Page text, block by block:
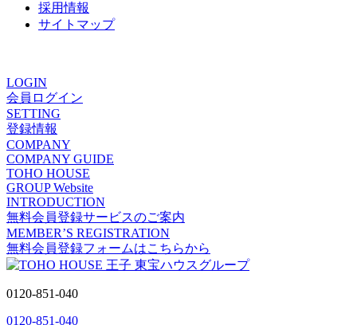
採用情報
サイトマップ
LOGIN
会員ログイン
SETTING
登録情報
COMPANY
COMPANY GUIDE
TOHO HOUSE
GROUP Website
INTRODUCTION
無料会員登録サービスのご案内
MEMBER’S REGISTRATION
無料会員登録フォームはこちらから
0120-851-040
0120-851-040